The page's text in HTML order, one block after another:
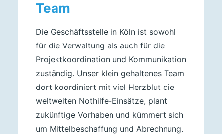
Team
Die Geschäftsstelle in Köln ist sowohl
für die Verwaltung als auch für die
Projektkoordination und Kommunikation
zuständig. Unser klein gehaltenes Team
dort koordiniert mit viel Herzblut die
weltweiten Nothilfe-Einsätze, plant
zukünftige Vorhaben und kümmert sich
um Mittelbeschaffung und Abrechnung.